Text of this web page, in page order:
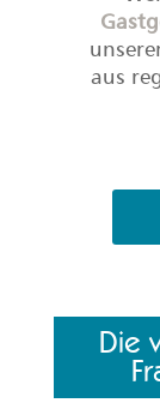
aus
Die